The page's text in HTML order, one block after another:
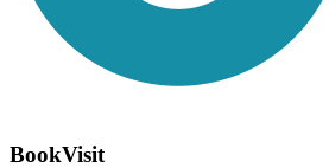
BookVisit